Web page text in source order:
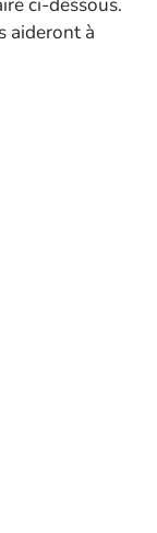
ci-dessous.
aideront à